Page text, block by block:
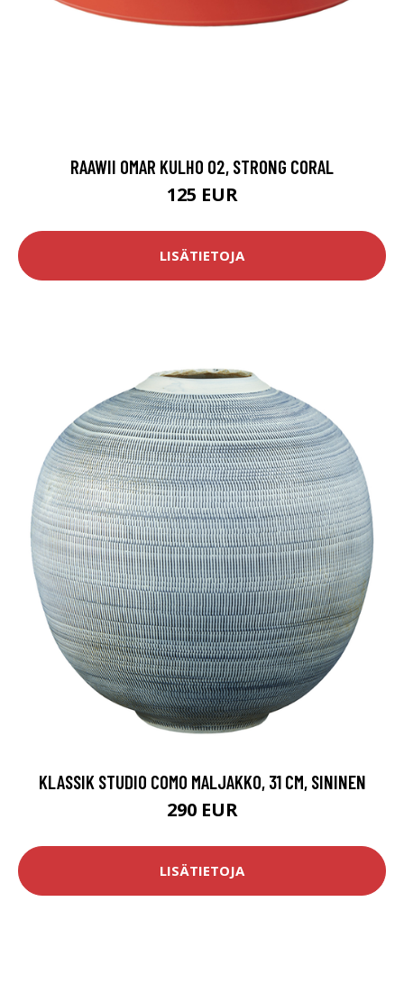
RAAWII OMAR KULHO 02, STRONG CORAL
125 EUR
LISÄTIETOJA
KLASSIK STUDIO COMO MALJAKKO, 31 CM, SININEN
290 EUR
LISÄTIETOJA